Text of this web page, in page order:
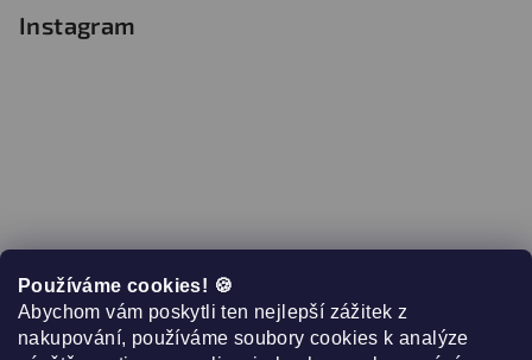
Používáme cookies! 🍪
Abychom vám poskytli ten nejlepší zážitek z
nakupování, používáme soubory cookies k analýze
Instagram